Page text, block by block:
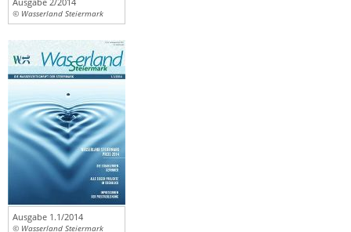
© Wasserland Steiermark
Ausgabe 1.1/2014
© Wasserland Steiermark